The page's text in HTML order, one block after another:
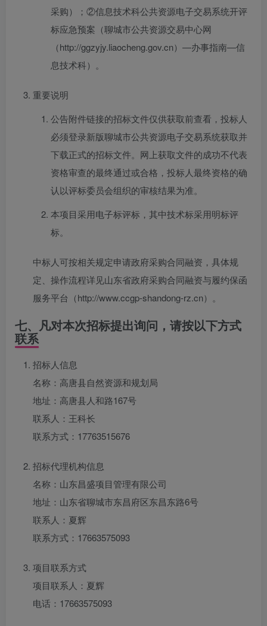
采购）；②信息技术科公共资源电子交易系统开评
标应急预案（聊城市公共资源交易中心网
（http://ggzyjy.liaocheng.gov.cn）―办事指南―信
息技术科）。
重要说明
公告附件链接的招标文件仅供获取前查看，投标人
必须登录新版聊城市公共资源电子交易系统获取并
下载正式的招标文件。网上获取文件的成功不代表
资格审查的最终通过或合格，投标人最终资格的确
认以评标委员会组织的审核结果为准。
本项目采用电子标评标，其中技术标采用明标评
标。
中标人可按相关规定申请政府采购合同融资，具体规
定、操作流程详见山东省政府采购合同融资与履约保函
服务平台（http://www.ccgp-shandong-rz.cn）。
七、凡对本次招标提出询问，请按以下方式
联系
招标人信息
名称：高唐县自然资源和规划局
地址：高唐县人和路167号
联系人：王科长
联系方式：17763515676
招标代理机构信息
名称：山东昌盛项目管理有限公司
地址：山东省聊城市东昌府区东昌东路6号
联系人：夏辉
联系方式：17663575093
项目联系方式
项目联系人：夏辉
电话：17663575093